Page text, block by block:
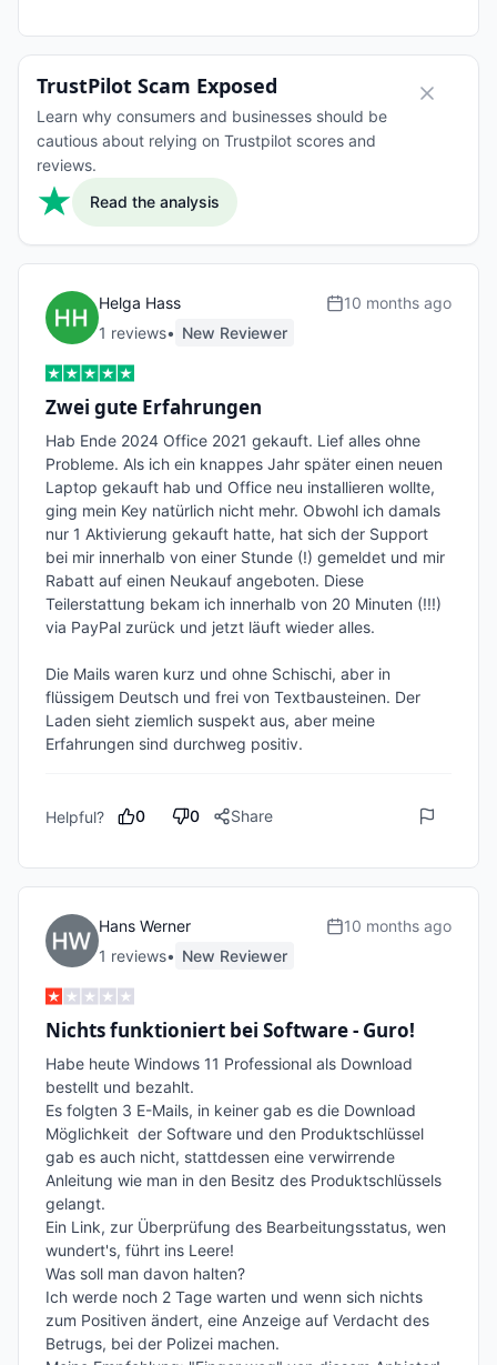
TrustPilot Scam Exposed
Learn why consumers and businesses should be
cautious about relying on Trustpilot scores and
reviews.
Read the analysis
Helga Hass
1 reviews• New Reviewer
10 months ago
Zwei gute Erfahrungen
Hab Ende 2024 Office 2021 gekauft. Lief alles ohne
Probleme. Als ich ein knappes Jahr später einen neuen
Laptop gekauft hab und Office neu installieren wollte,
ging mein Key natürlich nicht mehr. Obwohl ich damals
nur 1 Aktivierung gekauft hatte, hat sich der Support
bei mir innerhalb von einer Stunde (!) gemeldet und mir
Rabatt auf einen Neukauf angeboten. Diese
Teilerstattung bekam ich innerhalb von 20 Minuten (!!!)
via PayPal zurück und jetzt läuft wieder alles.
Die Mails waren kurz und ohne Schischi, aber in
flüssigem Deutsch und frei von Textbausteinen. Der
Laden sieht ziemlich suspekt aus, aber meine
Erfahrungen sind durchweg positiv.
Helpful? 0 0 Share
Hans Werner
1 reviews• New Reviewer
10 months ago
Nichts funktioniert bei Software - Guro!
Habe heute Windows 11 Professional als Download
bestellt und bezahlt.
Es folgten 3 E-Mails, in keiner gab es die Download
Möglichkeit  der Software und den Produktschlüssel
gab es auch nicht, stattdessen eine verwirrende
Anleitung wie man in den Besitz des Produktschlüssels
gelangt.
Ein Link, zur Überprüfung des Bearbeitungsstatus, wen
wundert's, führt ins Leere!
Was soll man davon halten?
Ich werde noch 2 Tage warten und wenn sich nichts
zum Positiven ändert, eine Anzeige auf Verdacht des
Betrugs, bei der Polizei machen.